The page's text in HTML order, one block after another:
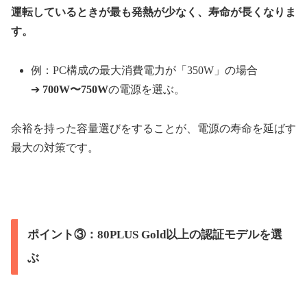
運転しているときが最も発熱が少なく、寿命が長くなりま
す。
例：PC構成の最大消費電力が「350W」の場合
➔ 700W〜750Wの電源を選ぶ。
余裕を持った容量選びをすることが、電源の寿命を延ばす
最大の対策です。
ポイント③：80PLUS Gold以上の認証モデルを選
ぶ